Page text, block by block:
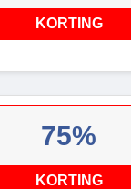
KORTING
75%
KORTING